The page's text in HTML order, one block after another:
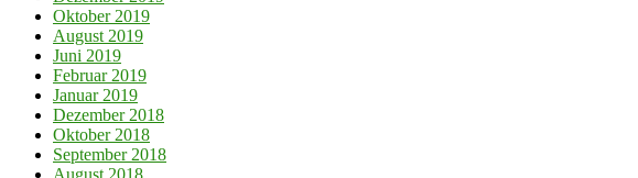
Oktober 2019
August 2019
Juni 2019
Februar 2019
Januar 2019
Dezember 2018
Oktober 2018
September 2018
August 2018